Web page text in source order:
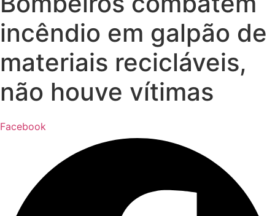
incêndio em galpão de
materiais recicláveis,
não houve vítimas
Facebook